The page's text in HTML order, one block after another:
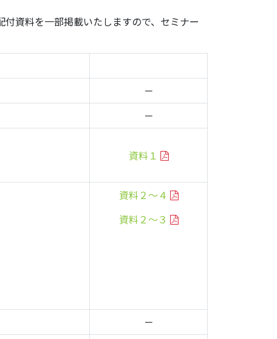
資料を一部掲載いたしますので、セミナー
－
－
資料１
資料２～４
資料２～３
－